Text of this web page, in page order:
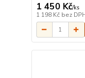
1 450 Kč/ks
1 198 Kč bez